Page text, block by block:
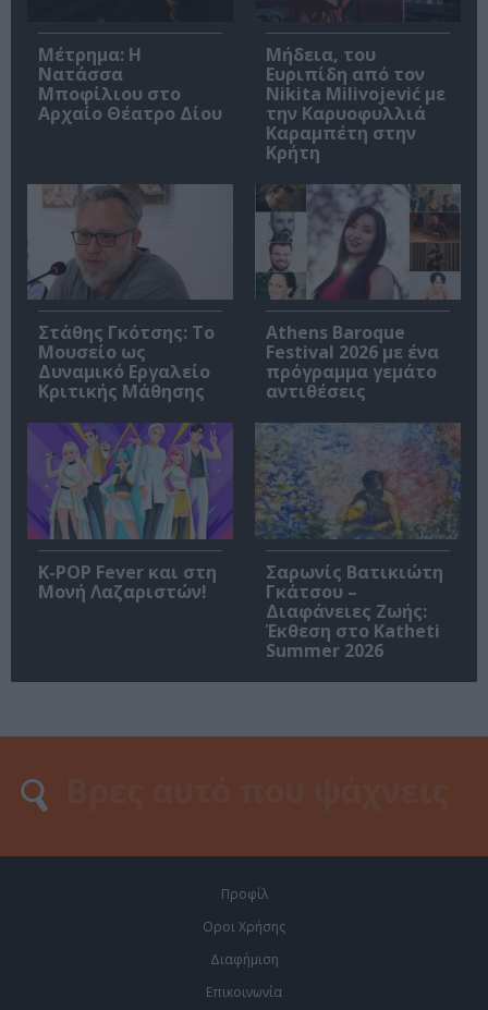
Μέτρημα: Η
Νατάσσα
Μποφίλιου στο
Αρχαίο Θέατρο Δίου
Μήδεια, του
Ευριπίδη από τον
Nikita Milivojević με
την Καρυοφυλλιά
Καραμπέτη στην
Κρήτη
Στάθης Γκότσης: Το
Μουσείο ως
Δυναμικό Εργαλείο
Κριτικής Μάθησης
Athens Baroque
Festival 2026 με ένα
πρόγραμμα γεμάτο
αντιθέσεις
K-POP Fever και στη
Μονή Λαζαριστών!
Σαρωνίς Βατικιώτη
Γκάτσου –
Διαφάνειες Ζωής:
Έκθεση στο Katheti
Summer 2026
Προφίλ
Οροι Χρήσης
Διαφήμιση
Επικοινωνία